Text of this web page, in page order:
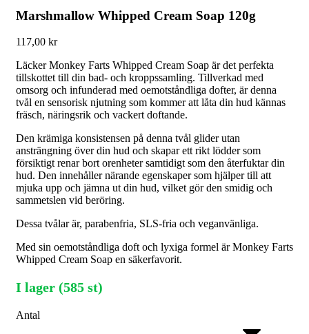
Marshmallow Whipped Cream Soap 120g
117,00 kr
Läcker Monkey Farts Whipped Cream Soap är det perfekta
tillskottet till din bad- och kroppssamling. Tillverkad med
omsorg och infunderad med oemotståndliga dofter, är denna
tvål en sensorisk njutning som kommer att låta din hud kännas
fräsch, näringsrik och vackert doftande.
Den krämiga konsistensen på denna tvål glider utan
ansträngning över din hud och skapar ett rikt lödder som
försiktigt renar bort orenheter samtidigt som den återfuktar din
hud. Den innehåller närande egenskaper som hjälper till att
mjuka upp och jämna ut din hud, vilket gör den smidig och
sammetslen vid beröring.
Dessa tvålar är, parabenfria, SLS-fria och veganvänliga.
Med sin oemotståndliga doft och lyxiga formel är Monkey Farts
Whipped Cream Soap en säkerfavorit.
I lager (585 st)
Antal